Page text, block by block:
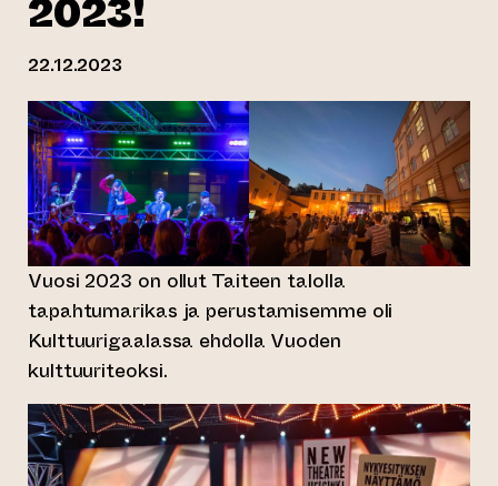
2023!
22.12.2023
Vuosi 2023 on ollut Taiteen talolla
tapahtumarikas ja perustamisemme oli
Kulttuurigaalassa ehdolla Vuoden
kulttuuriteoksi.